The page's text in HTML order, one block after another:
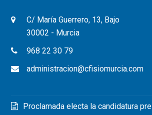
C/ María Guerrero, 13, Bajo
30002 - Murcia
968 22 30 79
administracion@cfisiomurcia.com
Proclamada electa la candidatura